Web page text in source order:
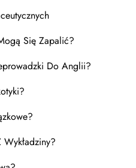
Się Zapalić?
Do Anglii?
Wykładziny?